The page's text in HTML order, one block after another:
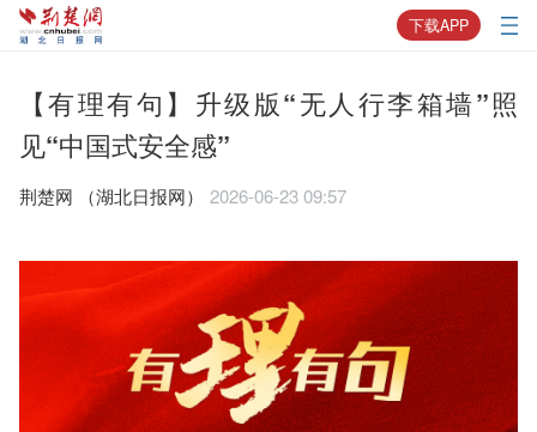
下载APP
【有理有句】升级版“无人行李箱墙”照
见“中国式安全感”
荆楚网 ​（湖北日报网） 2026-06-23 09:57